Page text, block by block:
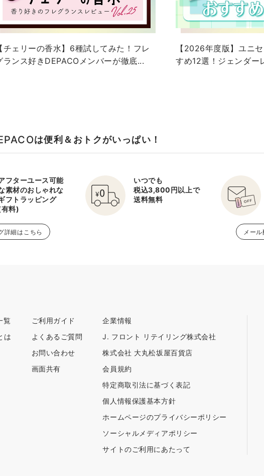
【チェリーの香水】6種試してみた！フレ
ランス好きDEPACOメンバーが徹底...
【2026年度版】ユニ
すめ12選！ジェンダー
は便利＆おトクがいっぱい！
フターユース可能
素材のおしゃれな
フトラッピング
料)
詳細はこちら
いつでも
税込3,800円以上で
送料無料
メー
覧
は
ご利用ガイド
よくあるご質問
お問い合わせ
画面共有
企業情報
J. フロント リテイリング株式会社
株式会社 大丸松坂屋百貨店
会員規約
特定商取引法に基づく表記
個人情報保護基本方針
ホームページのプライバシーポリシー
ソーシャルメディアポリシー
サイトのご利用にあたって